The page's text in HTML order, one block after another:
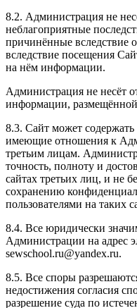
8.2. Администрация не
неблагоприятные
причинённые вследствие
вследствие посещения
на нём информации.
Администрация не несёт
информации,
8.3. Сайт может
имеющие отношения к
третьим лицам.
точность, полноту и
сайтах третьих лиц, и не
сохранению
пользователями на таких
8.4. Все юридически
Администрации на адрес
sewschool.ru@yandex.ru.
8.5. Все споры
недостижения согласия
разрешение суда по